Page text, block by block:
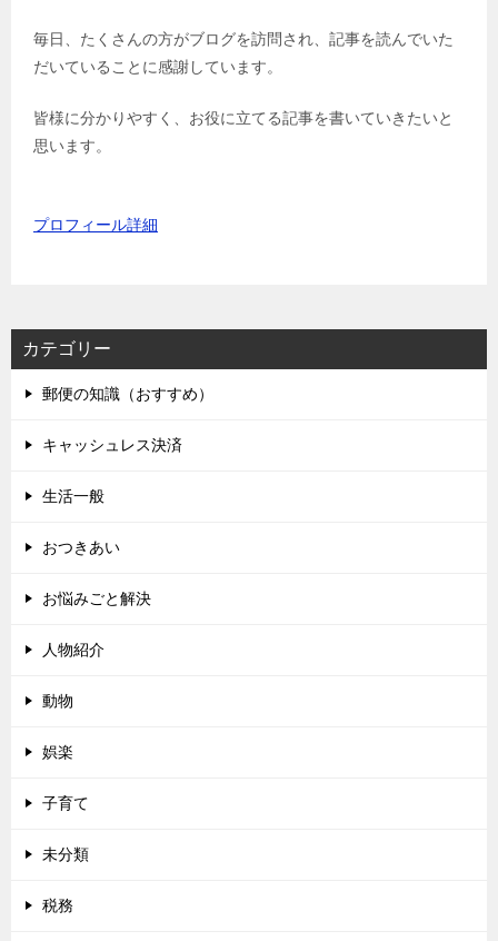
毎日、たくさんの方がブログを訪問され、記事を読んでいた
だいていることに感謝しています。
皆様に分かりやすく、お役に立てる記事を書いていきたいと
思います。
プロフィール詳細
カテゴリー
郵便の知識（おすすめ）
キャッシュレス決済
生活一般
おつきあい
お悩みごと解決
人物紹介
動物
娯楽
子育て
未分類
税務